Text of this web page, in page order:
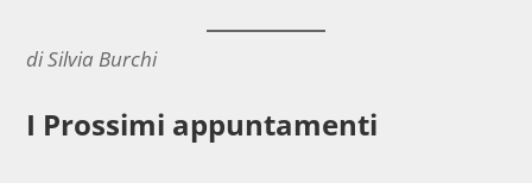
di Silvia Burchi
I Prossimi appuntamenti